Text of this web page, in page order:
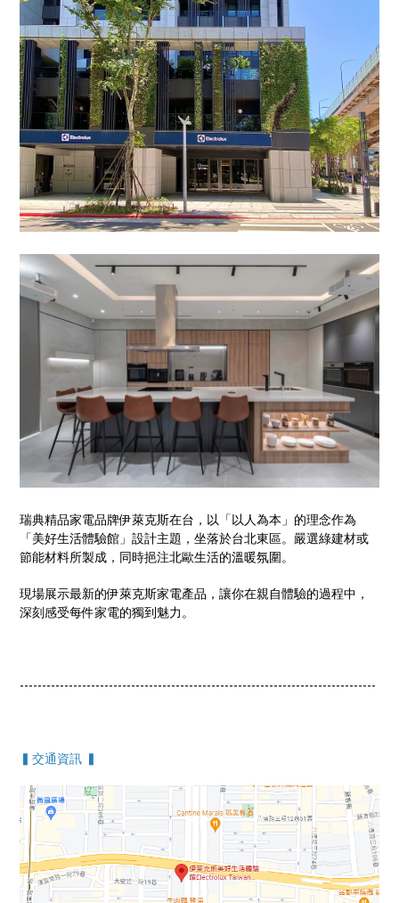
瑞典精品家電品牌伊萊克斯在台，以「以人為本」的理念作為
「美好生活體驗館」設計主題，坐落於台北東區。嚴選綠建材或
節能材料所製成，同時挹注北歐生活的溫暖氛圍。
現場展示最新的伊萊克斯家電產品，讓你在親自體驗的過程中，
深刻感受每件家電的獨到魅力。
--------------------------------------------------------------------------------
▍交通資訊 ▍